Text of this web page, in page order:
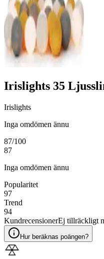
Irislights 35
Irislights
Inga omdömen ännu
87/100
87
Inga omdömen ännu
Popularitet
97
Trend
94
KundrecensionerEj tillräckligt
Hur beräknas poängen?